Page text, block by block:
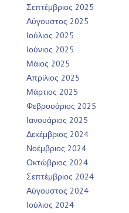
Σεπτέμβριος 2025
Αύγουστος 2025
Ιούλιος 2025
Ιούνιος 2025
Μάιος 2025
Απρίλιος 2025
Μάρτιος 2025
Φεβρουάριος 2025
Ιανουάριος 2025
Δεκέμβριος 2024
Νοέμβριος 2024
Οκτώβριος 2024
Σεπτέμβριος 2024
Αύγουστος 2024
Ιούλιος 2024